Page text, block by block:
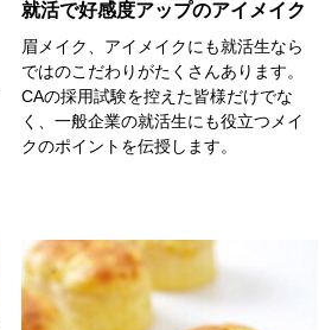
就活で好感度アップのアイメイク
眉メイク、アイメイクにも就活生なら
ではのこだわりがたくさんあります。
CAの採用試験を控えた皆様だけでな
く、一般企業の就活生にも役立つメイ
クのポイントを伝授します。